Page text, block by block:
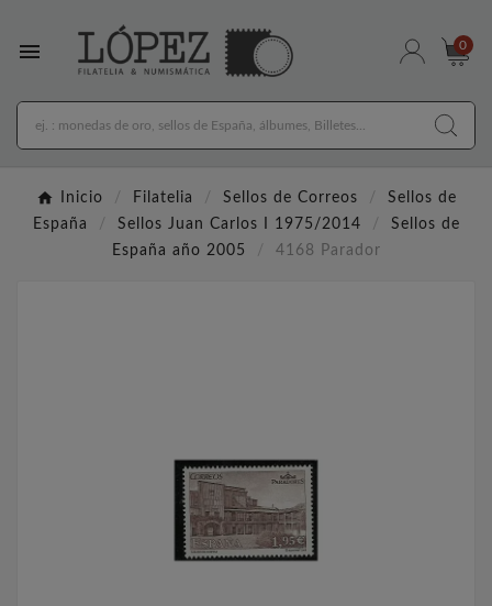
 0
Inicio Filatelia Sellos de Correos
Sellos de
España
Sellos Juan Carlos I 1975/2014
Sellos de
España año 2005
4168 Parador